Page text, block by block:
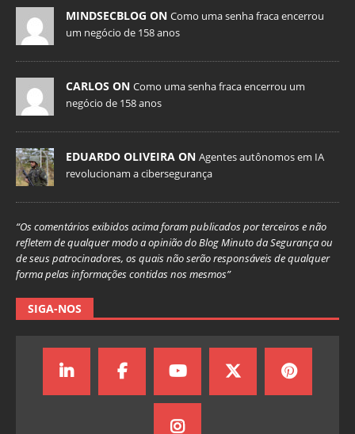
MINDSECBLOG ON Como uma senha fraca encerrou
um negócio de 158 anos
CARLOS ON Como uma senha fraca encerrou um
negócio de 158 anos
EDUARDO OLIVEIRA ON Agentes autônomos em IA
revolucionam a cibersegurança
“Os comentários exibidos acima foram publicados por terceiros e não
refletem de qualquer modo a opinião do Blog Minuto da Segurança ou
de seus patrocinadores, os quais não serão responsáveis de qualquer
forma pelas informações contidas nos mesmos”
SIGA-NOS